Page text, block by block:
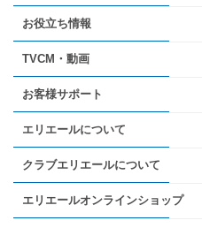
お役立ち情報
TVCM・動画
お客様サポート
エリエールについて
クラブエリエールについて
エリエールオンラインショップ